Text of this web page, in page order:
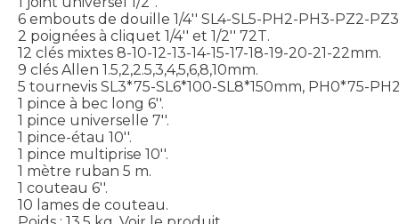
6 embouts de douille 1/4'' SL4-SL5-PH2-PH3-PZ2-
2 poignées à cliquet 1/4'' et 1/2'' 72T.
12 clés mixtes 8-10-12-13-14-15-17-18-19-20-21-22mm.
9 clés Allen 1.5,2,2.5,3,4,5,6,8,10mm.
5 tournevis SL3*75-SL6*100-SL8*150mm, PH0*75-
1 pince à bec long 6''.
1 pince universelle 7''.
1 pince-étau 10''.
1 pince multiprise 10''.
1 mètre ruban 5 m.
1 couteau 6''.
10 lames de couteau.